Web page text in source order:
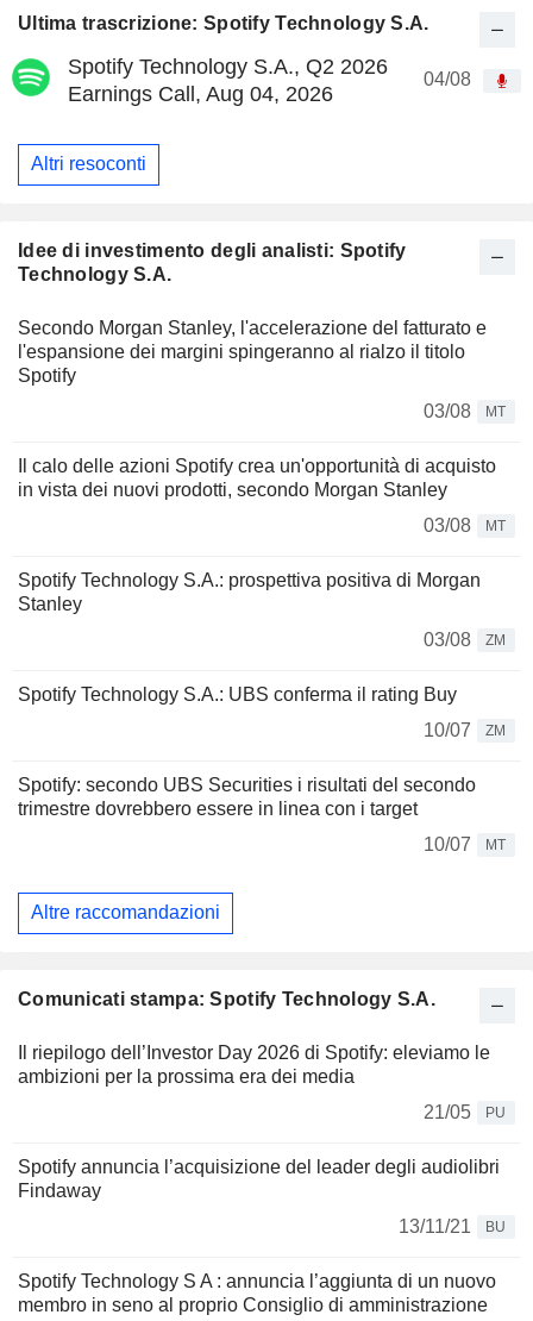
Ultima trascrizione: Spotify Technology S.A.
Spotify Technology S.A., Q2 2026
Earnings Call, Aug 04, 2026
04/08
Altri resoconti
Idee di investimento degli analisti: Spotify
Technology S.A.
Secondo Morgan Stanley, l'accelerazione del fatturato e
l'espansione dei margini spingeranno al rialzo il titolo
Spotify
03/08
MT
Il calo delle azioni Spotify crea un'opportunità di acquisto
in vista dei nuovi prodotti, secondo Morgan Stanley
03/08
MT
Spotify Technology S.A.: prospettiva positiva di Morgan
Stanley
03/08
ZM
Spotify Technology S.A.: UBS conferma il rating Buy
10/07
ZM
Spotify: secondo UBS Securities i risultati del secondo
trimestre dovrebbero essere in linea con i target
10/07
MT
Altre raccomandazioni
Comunicati stampa: Spotify Technology S.A.
Il riepilogo dell’Investor Day 2026 di Spotify: eleviamo le
ambizioni per la prossima era dei media
21/05
PU
Spotify annuncia l’acquisizione del leader degli audiolibri
Findaway
13/11/21
BU
Spotify Technology S A : annuncia l’aggiunta di un nuovo
membro in seno al proprio Consiglio di amministrazione